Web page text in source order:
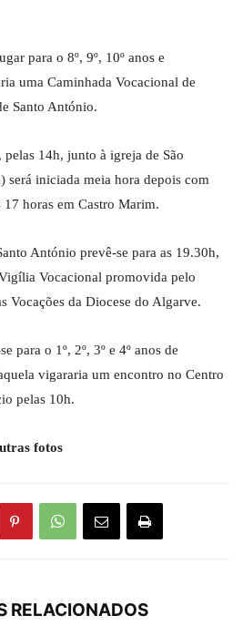
para o 8º, 9º, 10º anos e
uma Caminhada Vocacional de
Santo António.
14h, junto à igreja de São
será iniciada meia hora depois com
horas em Castro Marim.
António prevê-se para as 19.30h,
Vocacional promovida pelo
Vocações da Diocese do Algarve.
para o 1º, 2º, 3º e 4º anos de
vigararia um encontro no Centro
pelas 10h.
fotos
RELACIONADOS